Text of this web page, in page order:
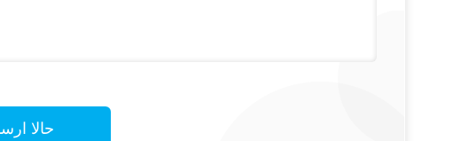
حالا